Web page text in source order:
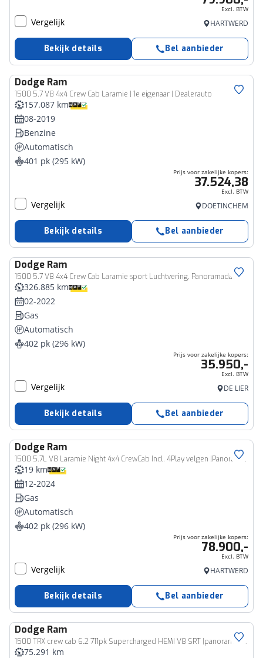
Excl. BTW
Vergelijk HARTWERD
Bekijk details Bel aanbieder
Dodge Ram
1500 5.7 V8 4x4 Crew Cab Laramie | 1e eigenaar | Dealerauto
Bedrijfswagen
157.087 km
08-2019
Benzine
Automatisch
401 pk (295 kW)
Prijs voor zakelijke kopers:
37.524,38
Excl. BTW
Vergelijk DOETINCHEM
Bekijk details Bel aanbieder
Dodge Ram
1500 5.7 V8 4x4 Crew Cab Laramie sport Luchtvering, Panoramadak. Tachograaf, Trekhaak, Navi, harman kardon In nieuw staat, nwe banden, top conditie
Bedrijfswagen
326.885 km
02-2022
Gas
Automatisch
402 pk (296 kW)
Prijs voor zakelijke kopers:
35.950,-
Excl. BTW
Vergelijk DE LIER
Bekijk details Bel aanbieder
Dodge Ram
1500 5.7L V8 Laramie Night 4x4 CrewCab Incl. 4Play velgen |Panoramadak |Adaptive Cruise |Automatische Sidesteps
Bedrijfswagen
19 km
12-2024
Gas
Automatisch
402 pk (296 kW)
Prijs voor zakelijke kopers:
78.900,-
Excl. BTW
Vergelijk HARTWERD
Bekijk details Bel aanbieder
Dodge Ram
1500 TRX crew cab 6.2 711pk Supercharged HEMI V8 SRT |panoramadak|Harman&Kardon|memory|Apple Carplay|Head up|360 camera|blind spot|adaptive cruise control|stoelverarming & verkoeling|
Bedrijfswagen
75.291 km